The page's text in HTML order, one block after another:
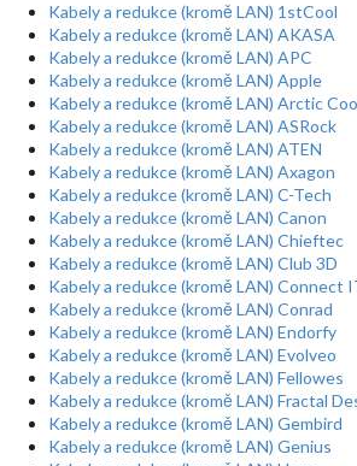
Kabely a redukce (kromě LAN) 1stCool
Kabely a redukce (kromě LAN) AKASA
Kabely a redukce (kromě LAN) APC
Kabely a redukce (kromě LAN) Apple
Kabely a redukce (kromě LAN) Arctic
Kabely a redukce (kromě LAN) ASRock
Kabely a redukce (kromě LAN) ATEN
Kabely a redukce (kromě LAN) Axagon
Kabely a redukce (kromě LAN) C-Tech
Kabely a redukce (kromě LAN) Canon
Kabely a redukce (kromě LAN) Chieftec
Kabely a redukce (kromě LAN) Club 3D
Kabely a redukce (kromě LAN) Connect
Kabely a redukce (kromě LAN) Conrad
Kabely a redukce (kromě LAN) Endorfy
Kabely a redukce (kromě LAN) Evolveo
Kabely a redukce (kromě LAN) Fellowes
Kabely a redukce (kromě LAN) Fractal
Kabely a redukce (kromě LAN) Gembird
Kabely a redukce (kromě LAN) Genius